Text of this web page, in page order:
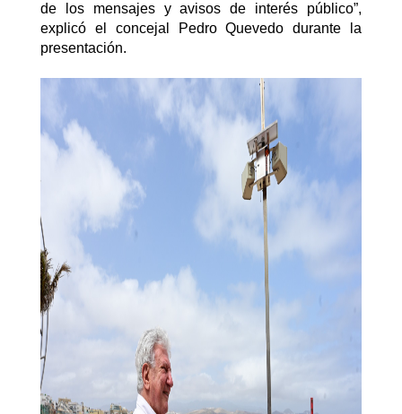
de los mensajes y avisos de interés público”,
explicó el concejal Pedro Quevedo durante la
presentación.